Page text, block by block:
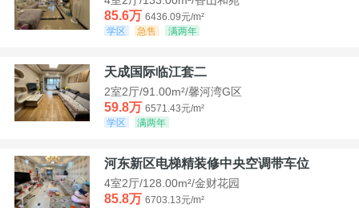
85.6万 6436.09元/m²
学区
急售 满两年
天成国际临江套二
2室2厅/91.00m²/馨河湾G区
59.8万 6571.43元/m²
学区
满两年
河东新区电梯精装修中央空调带车位
4室2厅/128.00m²/金财花园
85.8万 6703.13元/m²